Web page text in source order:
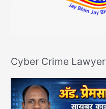
Cyber Crime Lawyer